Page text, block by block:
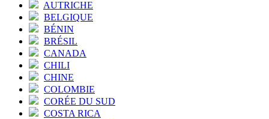
AUTRICHE
BELGIQUE
BÉNIN
BRÉSIL
CANADA
CHILI
CHINE
COLOMBIE
CORÉE DU SUD
COSTA RICA